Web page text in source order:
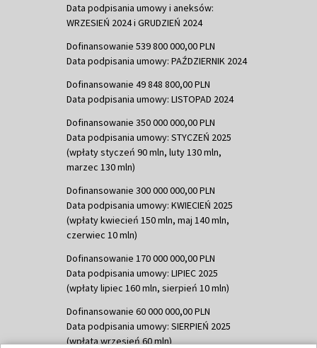
Data podpisania umowy i aneksów:
WRZESIEŃ 2024 i GRUDZIEŃ 2024
Dofinansowanie 539 800 000,00 PLN
Data podpisania umowy: PAŹDZIERNIK 2024
Dofinansowanie 49 848 800,00 PLN
Data podpisania umowy: LISTOPAD 2024
Dofinansowanie 350 000 000,00 PLN
Data podpisania umowy: STYCZEŃ 2025
(wpłaty styczeń 90 mln, luty 130 mln,
marzec 130 mln)
Dofinansowanie 300 000 000,00 PLN
Data podpisania umowy: KWIECIEŃ 2025
(wpłaty kwiecień 150 mln, maj 140 mln,
czerwiec 10 mln)
Dofinansowanie 170 000 000,00 PLN
Data podpisania umowy: LIPIEC 2025
(wpłaty lipiec 160 mln, sierpień 10 mln)
Dofinansowanie 60 000 000,00 PLN
Data podpisania umowy: SIERPIEŃ 2025
(wpłata wrzesień 60 mln)